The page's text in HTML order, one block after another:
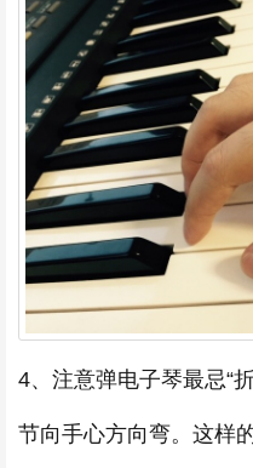
4、注意弹电子琴最忌“
节向手心方向弯。这样